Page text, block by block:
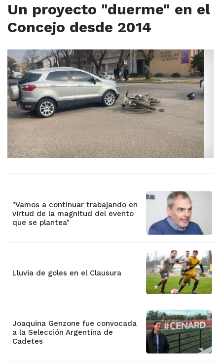
Un proyecto "duerme" en el
Concejo desde 2014
"Vamos a continuar trabajando en
virtud de la magnitud del evento
que se plantea"
Lluvia de goles en el Clausura
Joaquina Genzone fue convocada
a la Selección Argentina de
Cadetes